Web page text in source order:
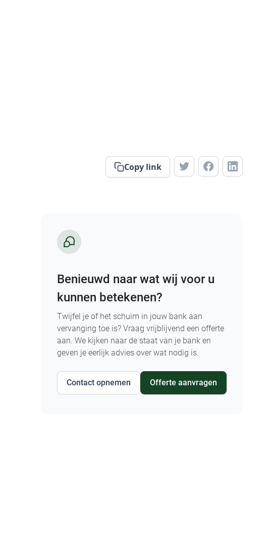
Copy link
Benieuwd naar wat wij voor u
kunnen betekenen?
Twijfel je of het schuim in jouw bank aan
vervanging toe is? Vraag vrijblijvend een offerte
aan. We kijken naar de staat van je bank en
geven je eerlijk advies over wat nodig is.
Contact opnemen Offerte aanvragen